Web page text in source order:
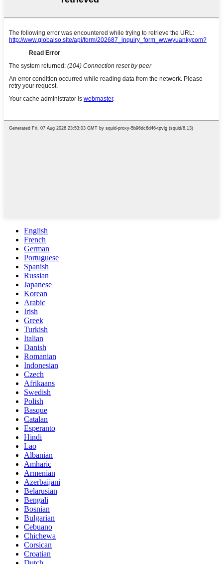
English
French
German
Portuguese
Spanish
Russian
Japanese
Korean
Arabic
Irish
Greek
Turkish
Italian
Danish
Romanian
Indonesian
Czech
Afrikaans
Swedish
Polish
Basque
Catalan
Esperanto
Hindi
Lao
Albanian
Amharic
Armenian
Azerbaijani
Belarusian
Bengali
Bosnian
Bulgarian
Cebuano
Chichewa
Corsican
Croatian